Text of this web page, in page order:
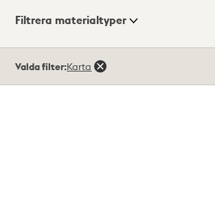
Visningsläge
Filtrera materialtyper
träffar
Valda filter:Karta